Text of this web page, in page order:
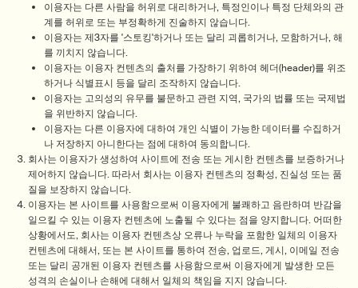
이용자는 다른 사람을 허위로 대리하거나, 특정인이나 특정 단체와의 관
계를 허위로 또는 부정확하게 진술하지 않습니다.
이용자는 제3자를 '스토킹'하거나 또는 달리 괴롭히거나, 모함하거나, 해
를 끼치지 않습니다.
이용자는 이용자 컨텐츠의 출처를 가장하기 위하여 헤더(header)를 위조
하거나 식별표시 등을 달리 조작하지 않습니다.
이용자는 고의성의 유무를 불문하고 관련 지역, 국가의 법률 또는 국제법
을 위반하지 않습니다.
이용자는 다른 이용자에 대하여 개인 식별이 가능한 데이터를 수집하거
나 저장하지 아니한다는 점에 대하여 동의합니다.
회사는 이용자가 생성하여 사이트에 전송 또는 게시한 컨텐츠를 보증하거나
제어하지 않습니다. 따라서 회사는 이용자 컨텐츠의 정확성, 진실성 또는 품
질을 보장하지 않습니다.
이용자는 본 사이트를 사용함으로써 이용자에게 불쾌하고 음란하며 반감을
일으킬 수 있는 이용자 컨텐츠에 노출될 수 있다는 점을 양지합니다. 어떠한
상황에서도, 회사는 이용자 컨텐츠상 오류나 누락을 포함한 일체의 이용자
컨텐츠에 대해서, 또는 본 사이트를 통하여 전송, 업로드, 게시, 이메일 전송
또는 달리 공개된 이용자 컨텐츠를 사용함으로써 이용자에게 발생한 모든
성격의 손실이나 손해에 대해서 일체의 책임을 지지 않습니다.